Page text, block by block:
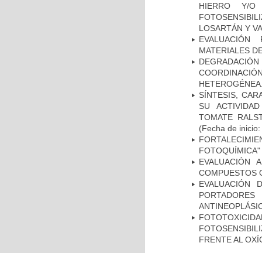
HIERRO Y/
LOSARTÁN Y
MATERIALES
SÍNTESIS,
SU
TOMATE
(Fecha de
FOTOQUÍMICA"
EVALUACIÓN
COMPUESTOS
EVALUACIÓN
FRENTE AL